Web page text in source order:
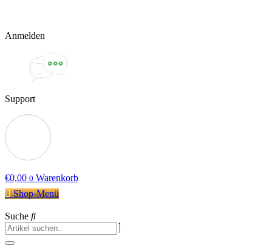
Anmelden
Support
€0,00 0 Warenkorb
Shop-Menü
Suche